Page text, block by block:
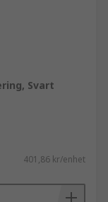
Svart
401,86 kr/enhet